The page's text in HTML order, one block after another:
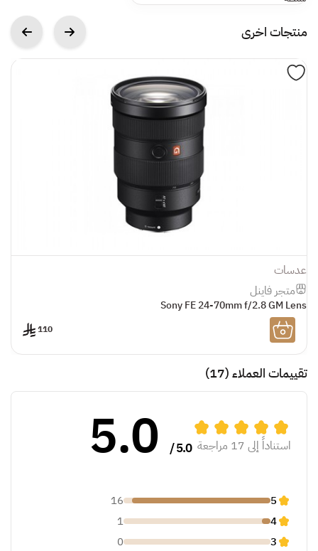
منتجات اخرى
عدسات
متجر فاينل
Sony FE 24-70mm f/2.8 GM Lens
110
تقييمات العملاء(17)
استناداً إلى 17 مراجعة 5.0 /
5.0
5
16
4
1
3
0